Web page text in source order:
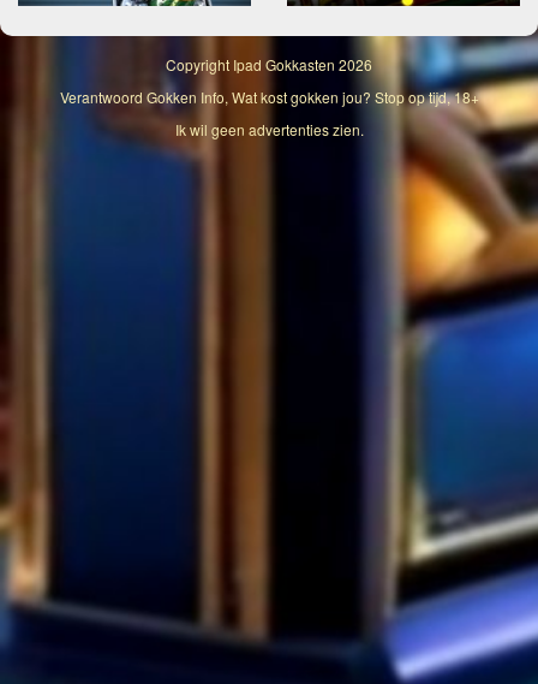
Copyright Ipad Gokkasten 2026
Verantwoord Gokken Info, Wat kost gokken jou? Stop op tijd, 18+
Ik wil geen advertenties zien.